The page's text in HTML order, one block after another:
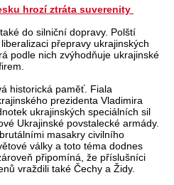
hrozí ztráta suverenity
do silniční dopravy. Polští
přepravy ukrajinských
podle nich zvýhodňuje ukrajinské
historická paměť. Fiala
prezidenta Vladimira
ukrajinských speciálních sil
Ukrajinské povstalecké armády.
masakry civilního
války a toto téma dodnes
připomíná, že příslušníci
vraždili také Čechy a Židy.